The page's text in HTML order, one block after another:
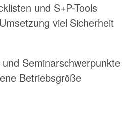
und S+P-Tools
viel Sicherheit
Seminarschwerpunkte
Betriebsgröße